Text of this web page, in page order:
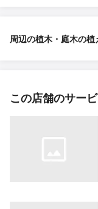
周辺の植木・庭木の
この店舗のサー